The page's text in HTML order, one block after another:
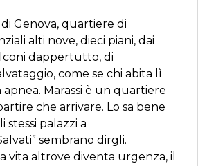
di Genova, quartiere di
alti nove, dieci piani, dai
dappertutto, di
come se chi abita lì
Marassi è un quartiere
che arrivare. Lo sa bene
stessi palazzi a
sembrano dirgli.
vita altrove diventa urgenza, il